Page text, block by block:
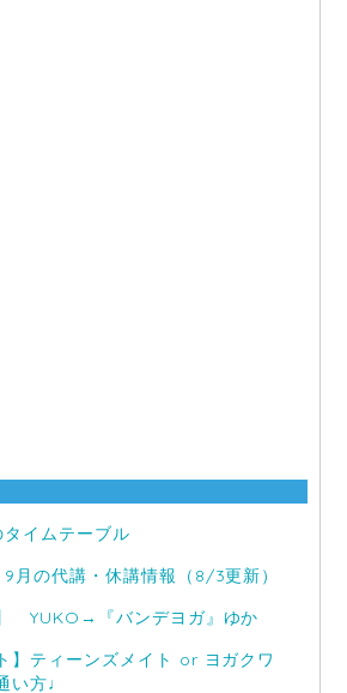
タイムテーブル
9月の代講・休講情報（8/3更新）
】 YUKO→『バンデヨガ』ゆか
】ティーンズメイト or ヨガクワ
い方♩